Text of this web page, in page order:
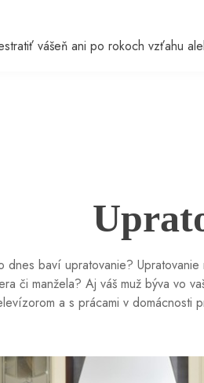
vášeň ani po rokoch vzťahu
dnes baví upratovanie?
či manžela? Aj váš muž býva vo
a s prácami v domácnosti